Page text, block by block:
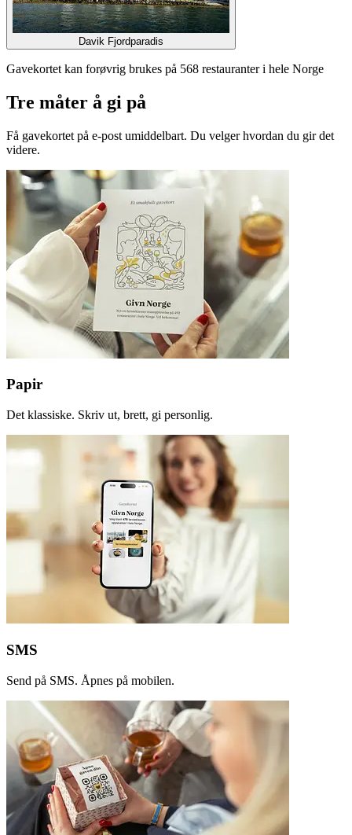
Davik Fjordparadis
Gavekortet kan forøvrig brukes på 568 restauranter i hele Norge
Tre måter å gi på
Få gavekortet på e-post umiddelbart. Du velger hvordan du gir det
videre.
Papir
Det klassiske. Skriv ut, brett, gi personlig.
SMS
Send på SMS. Åpnes på mobilen.